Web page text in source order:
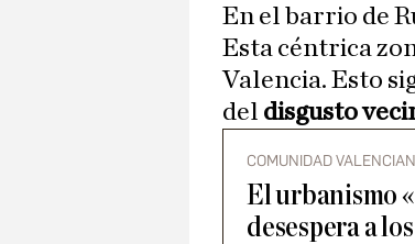
En el barrio de
Esta céntrica
Valencia. Esto
del disgusto
COMUNIDAD
El urbanismo
desespera a